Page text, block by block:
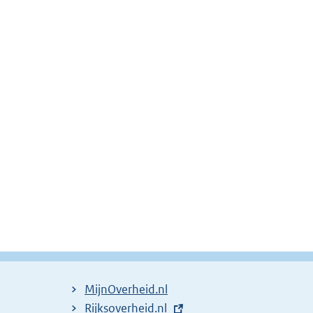
MijnOverheid.nl
E
Rijksoverheid.nl